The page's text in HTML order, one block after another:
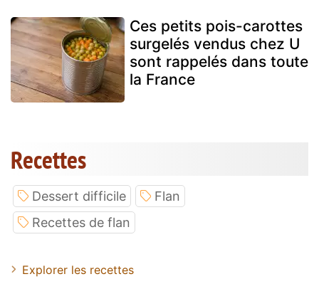
Ces petits pois-carottes
surgelés vendus chez U
sont rappelés dans toute
la France
Recettes
Dessert difficile
Flan
Recettes de flan
Explorer les recettes